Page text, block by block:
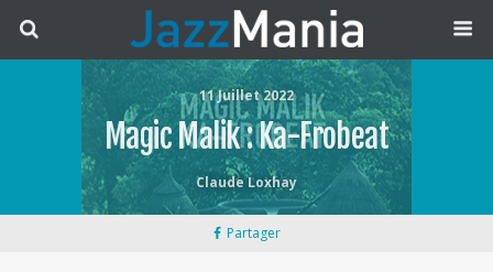
11 Juillet 2022
Magic Malik : Ka-Frobeat
Claude Loxhay
Partager